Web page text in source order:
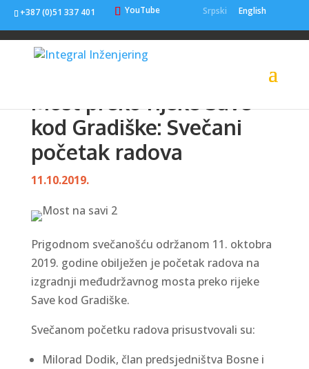
+387 (0)51 337 401 YouTube Srpski English
Most preko rijeke Save
kod Gradiške: Svečani
početak radova
11.10.2019.
Prigodnom svečanošću održanom 11. oktobra
2019. godine obilježen je početak radova na
izgradnji međudržavnog mosta preko rijeke
Save kod Gradiške.
Svečanom početku radova prisustvovali su:
Milorad Dodik, član predsjedništva Bosne i